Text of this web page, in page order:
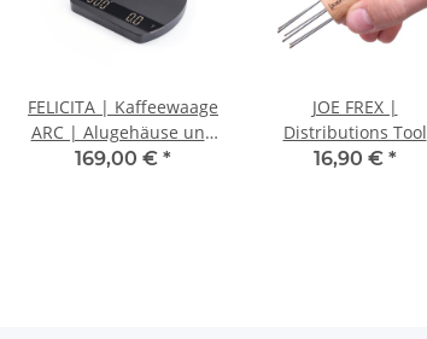
FELICITA | Kaffeewaage
ARC | Alugehäuse und
Bluetooth | USB-C
169,00 € *
JOE FREX |
Distributions Tool
16,90 € *